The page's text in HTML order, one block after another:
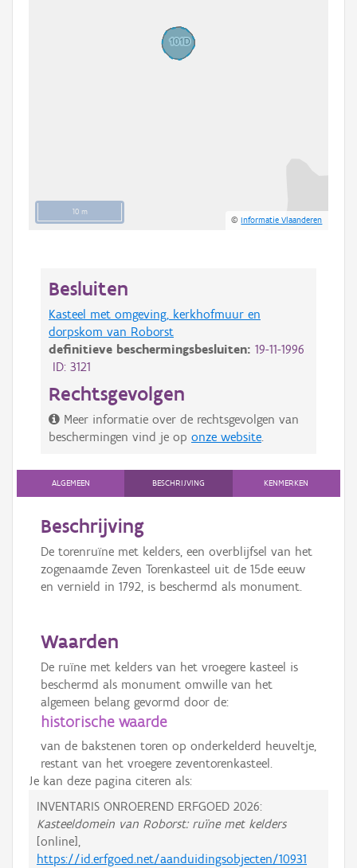
10 m
©Informatie Vlaanderen
Besluiten
Kasteel met omgeving, kerkhofmuur en
dorpskom van Roborst
definitieve beschermingsbesluiten: 19-11-1996
ID: 3121
Rechtsgevolgen
Meer informatie over de rechtsgevolgen van
beschermingen vind je op onze website.
ALGEMEEN BESCHRIJVING KENMERKEN
Beschrijving
De torenruïne met kelders, een overblijfsel van het
zogenaamde Zeven Torenkasteel uit de 15de eeuw
en vernield in 1792, is beschermd als monument.
Waarden
De ruïne met kelders van het vroegere kasteel is
beschermd als monument omwille van het
algemeen belang gevormd door de:
historische waarde
van de bakstenen toren op onderkelderd heuveltje,
restant van het vroegere zeventorenkasteel.
Je kan deze pagina citeren als:
INVENTARIS ONROEREND ERFGOED 2026:
Kasteeldomein van Roborst: ruïne met kelders
[online],
https://id.erfgoed.net/aanduidingsobjecten/10931